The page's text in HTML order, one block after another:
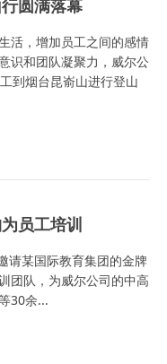
圆满落幕
活，增加员工之间的感情
识和团队凝聚力，威尔公
到烟台昆嵛山进行登山
员工培训
某国际教育集团的金牌
团队，为威尔公司的中高
30余...